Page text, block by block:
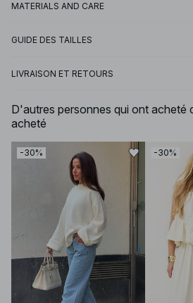
MATERIALS AND CARE
GUIDE DES TAILLES
LIVRAISON ET RETOURS
D'autres personnes qui ont acheté
acheté
-30% -30%